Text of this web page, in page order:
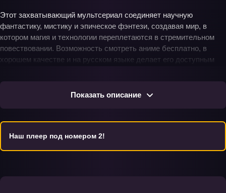
Этот захватывающий мультсериал соединяет научную
фантастику, мистику и эпическое фэнтези, создавая мир, в
котором магия и технологии переплетаются в стремительном
повествовании. Возможность смотреть аниме бесплатно, в
хорошем качестве и на русском языке делает его доступным
сюжет без перерывов, позволяя следить за ростом главного
героя, его открытиями и драматичными сражениями.
возрождения и силы духа. При желании зрители могут скачать
эпизоды и продолжить просмотр в удобное время.
Показать описание
Наш плеер под номером 2!